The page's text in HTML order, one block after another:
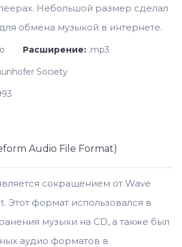
Небольшой размер сделал
обмена музыкой в интернете.
Расширение: .mp3
Society
Audio File Format)
сокращением от Wave
Этот формат использовался в
музыки на CD, а также был
аудио форматов в